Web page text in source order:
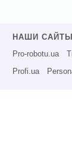
НАШИ САЙТЫ
Pro-robotu.ua
Profi.ua